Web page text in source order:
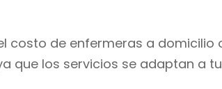
costo de enfermeras a domicilio
que los servicios se adaptan a